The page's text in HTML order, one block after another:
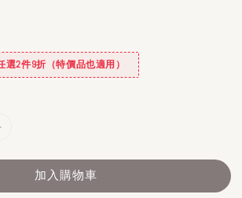
2件9折（特價品也適用）
加入購物車